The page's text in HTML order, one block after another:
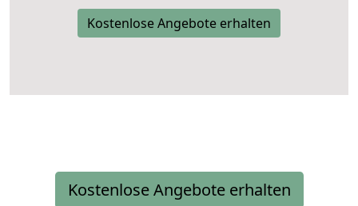
Kostenlose Angebote erhalten
Kostenlose Angebote erhalten